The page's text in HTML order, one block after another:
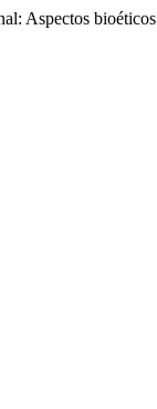
Aspectos